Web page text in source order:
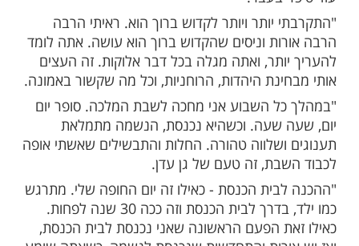
כנסת בשש בבוקר.
מתי חזרתי מהופעה או מהאולפן לילה לפני,
בוקר כזאת, אני קם בשש בבוקר ומתפלל
בבית מסורתי, והילדות שלי מתחנכות בחינוך
בעבר: